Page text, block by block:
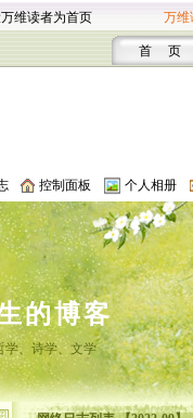
维读者为首页 万维
首 页
控制面板 个人相册
的博客
学、诗学、文学